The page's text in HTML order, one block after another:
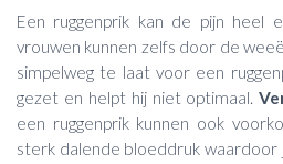
Een ruggenprik kan de pijn heel
vrouwen kunnen zelfs door de
simpelweg te laat voor een
gezet en helpt hij niet optimaal.
een ruggenprik kunnen ook
sterk dalende bloeddruk waardoor